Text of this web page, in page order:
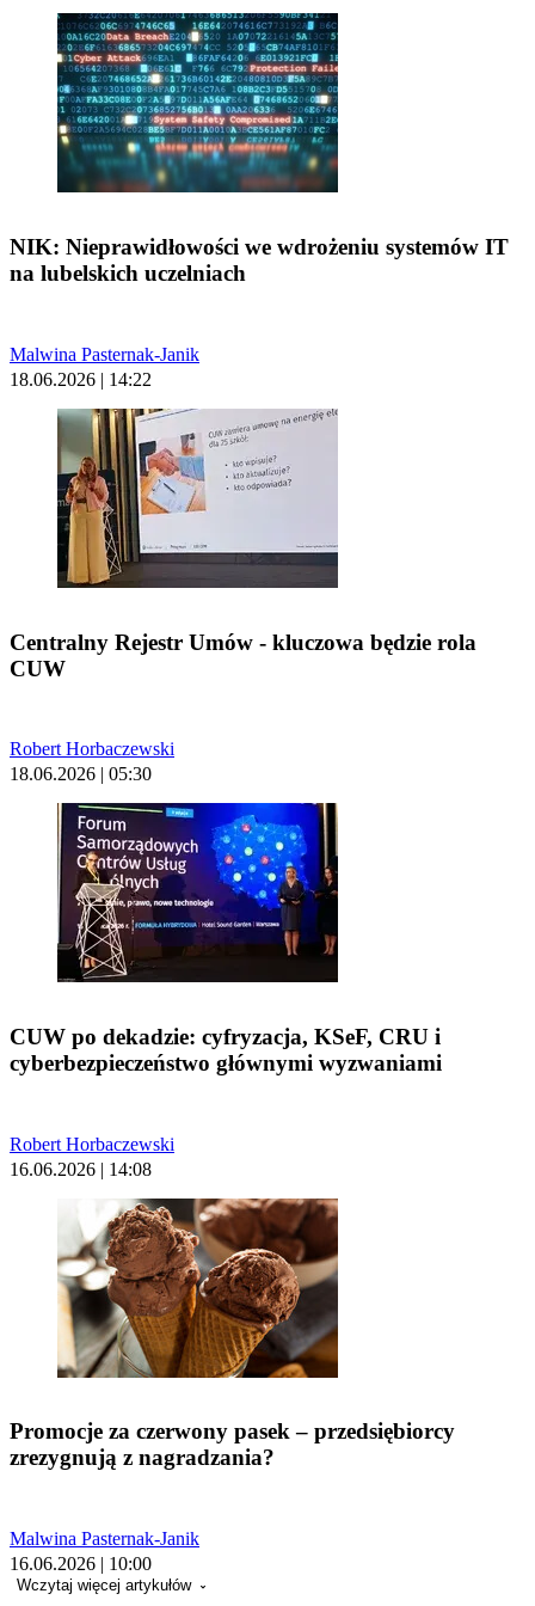
NIK: Nieprawidłowości we wdrożeniu systemów IT
na lubelskich uczelniach
Malwina Pasternak-Janik
18.06.2026 | 14:22
Centralny Rejestr Umów - kluczowa będzie rola
CUW
Robert Horbaczewski
18.06.2026 | 05:30
CUW po dekadzie: cyfryzacja, KSeF, CRU i
cyberbezpieczeństwo głównymi wyzwaniami
Robert Horbaczewski
16.06.2026 | 14:08
Promocje za czerwony pasek – przedsiębiorcy
zrezygnują z nagradzania?
Malwina Pasternak-Janik
16.06.2026 | 10:00
Wczytaj więcej artykułów